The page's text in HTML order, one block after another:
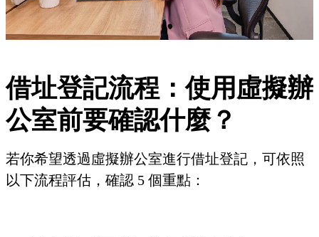
借址登記流程：使用虛擬辦
公室前要確認什麼？
若你希望透過虛擬辦公室進行借址登記，可依照
以下流程評估，確認 5 個重點：